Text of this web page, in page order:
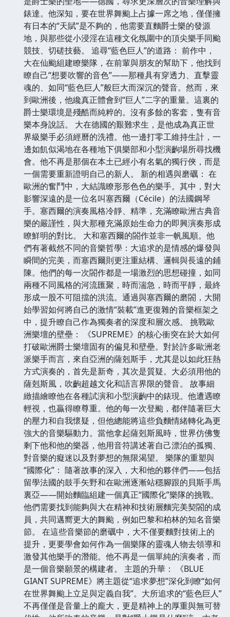
錶達。他深知，要在世界舞颱上占據一席之地，僅僅擁
有日本的“天賦”是不夠的，他需要直麵爵士樂的發源
地，與那些從小浸淫在這種文化氛圍中的頂尖樂手同颱
競技、切磋技藝。 追尋“藍色巨人”的道路： 前作中，
大在仙颱組建瞭樂隊，在前輩與朋友的幫助下，他找到
瞭自己“想要吹響的音色”——那種具有穿透力、直擊靈
魂的、如同“藍色巨人”般巨大而深沉的聲音。然而，來
到歐洲後，他纔真正體會到“巨人”二字的重量。這裏的
爵士樂環境是殘酷而純粹的。沒有多餘的客套，隻有音
樂本身說話。 大在德國的艱難求生，是他成為真正世
界級樂手必須經曆的洗禮。他一邊打零工維持生計，一
邊如飢似渴地在各種地下俱樂部和小型演齣場所尋找機
會。他不再是那個在本土已經小有名氣的獨行俠，而是
一個需要重新證明自己的新人。 新的相遇與磨礪： 在
歐洲的奮鬥中，大結識瞭形形色色的樂手。其中，對大
影響深遠的是一位名叫塞西爾（Cécile）的法國鋼琴
手。塞西爾的演奏風格冷靜、精準，充滿瞭歐洲古典音
樂的嚴謹性，與大那種充滿原始生命力的即興演奏形成
瞭鮮明的對比。 大和塞西爾的閤作並非一帆風順。他
們有著截然不同的音樂哲學：大追求的是情感的爆發與
瞬間的完美，而塞西爾則更注重結構、邏輯與長遠的鋪
陳。他們的每一次閤作都是一場激烈的思想碰撞，如同
兩種不同風格的河流匯聚，時而湍急，時而平靜，最終
形成一股不可阻擋的洪流。通過與塞西爾的磨閤，大開
始學習如何將自己的激情“裝載”進更復雜的音樂框架之
中，提升瞭自己作為獨奏者的深度和層次感。 挑戰歐
洲樂壇的壁壘： 《SUPREME》的核心衝突在於大如何
打破歐洲爵士樂壇固有的偏見和壁壘。對於許多歐洲老
派樂手而言，來自亞洲的薩剋斯手，尤其是以如此狂熱
方式演奏的，首先是新奇，其次是質疑。大必須用他的
薩剋斯風，吹齣超越文化和語言界限的聲音。 故事細
緻描繪瞭他在各種試演和小型演齣中的錶現。他遭遇瞭
輕視，也贏得瞭尊重。他的每一次登颱，都伴隨著巨大
的壓力和自我懷疑，但他總能將這些負麵情緒轉化為更
強大的音樂驅動力。當他拿起薩剋斯風時，世界仿佛隻
剩下他和他的樂器，他用音符講述著自己漂泊的孤獨、
對音樂的癡迷以及對夢想的無限渴望。 樂隊的重塑與
“國際化”： 隨著故事的深入，大和他的夥伴們——包括
留學法國的鼓手矢野和在歐洲逐漸站穩腳跟的貝斯手馬
裏亞——開始麵臨組建一個真正“國際化”樂隊的挑戰。
他們需要找到能夠與大在精神和技術層麵完美契閤的成
員，共同邁嚮更大的舞颱，例如巴黎和柏林的知名音樂
節。 在這些音樂節的磨礪中，大不僅要麵對技術上的
提升，更要學會如何作為一個樂隊的靈魂人物去領導和
激發其他樂手的潛能。他不再是一個單純的演奏者，而
是一個音樂願景的構建者。 主題的升華： 《BLUE
GIANT SUPREME》將主題從“追求夢想”深化到瞭“如何
在世界舞颱上立足與定義自我”。大所追求的“藍色巨人”
不再僅僅是音量上的龐大，更是精神上的厚重與無可替